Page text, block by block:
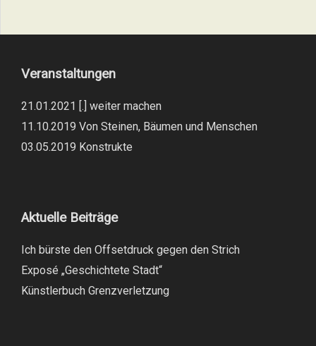
Veranstaltungen
21.01.2021 [.] weiter machen
11.10.2019 Von Steinen, Bäumen und Menschen
03.05.2019 Konstrukte
Aktuelle Beiträge
Ich bürste den Offsetdruck gegen den Strich
Exposé „Geschichtete Stadt“
Künstlerbuch Grenzverletzung